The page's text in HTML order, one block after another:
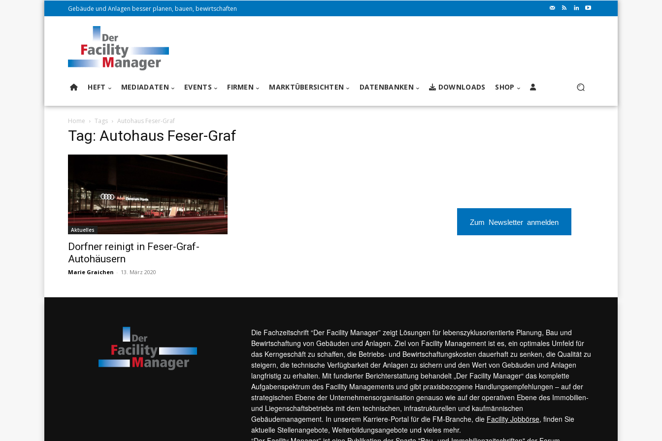
Gebäude und Anlagen besser planen, bauen, bewirtschaften
HEFT MEDIADATEN EVENTS FIRMEN MARKTÜBERSICHTEN DATENBANKEN DOWNLOADS SHOP
Home Tags Autohaus Feser-Graf
Tag: Autohaus Feser-Graf
Aktuelles
Dorfner reinigt in Feser-Graf-
Autohäusern
Marie Graichen - 13. März 2020
Zum Newsletter anmelden
Die Fachzeitschrift “Der Facility Manager” zeigt Lösungen für lebenszyklusorientierte Planung, Bau und
Bewirtschaftung von Gebäuden und Anlagen. Ziel von Facility Management ist es, ein optimales Umfeld für
das Kerngeschäft zu schaffen, die Betriebs- und Bewirtschaftungskosten dauerhaft zu senken, die Qualität zu
steigern, die technische Verfügbarkeit der Anlagen zu sichern und den Wert von Gebäuden und Anlagen
langfristig zu erhalten. Mit fundierter Berichterstattung behandelt „Der Facility Manager“ das komplette
Aufgabenspektrum des Facility Managements und gibt praxisbezogene Handlungsempfehlungen – auf der
strategischen Ebene der Unternehmensorganisation genauso wie auf der operativen Ebene des Immobilien-
und Liegenschaftsbetriebs mit dem technischen, infrastrukturellen und kaufmännischen
Gebäudemanagement. In unserem Karriere-Portal für die FM-Branche, die Facility Jobbörse, finden Sie
aktuelle Stellenangebote, Weiterbildungsangebote und vieles mehr.